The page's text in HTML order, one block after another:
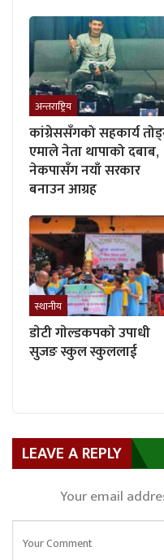
अन्तराष्ट्रिय
कांग्रेससँगको सहकार्य
एमाले नेता थापाको दबाब,
नेकपासँग नयाँ सरकार
बनाउन आग्रह
स्थानीय
डाेटी गाेल्डकपकाे उपाधी
सुजङ स्कुल स्कुललाई
LEAVE A REPLY
Your email